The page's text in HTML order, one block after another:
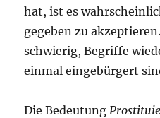
hat, ist es
gegeben zu
schwierig, Begriffe
einmal eingebürgert
Die Bedeutung